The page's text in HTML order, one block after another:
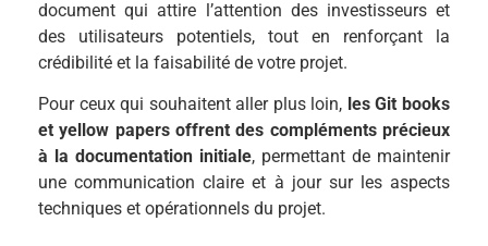
document qui attire l’attention des investisseurs et
des utilisateurs potentiels, tout en renforçant la
crédibilité et la faisabilité de votre projet.
Pour ceux qui souhaitent aller plus loin, les Git books
et yellow papers offrent des compléments précieux
à la documentation initiale, permettant de maintenir
une communication claire et à jour sur les aspects
techniques et opérationnels du projet.